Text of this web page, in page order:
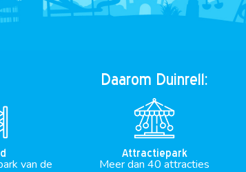
Daarom Duinrell:
van de
Attractiepark
Meer dan 40 attracties